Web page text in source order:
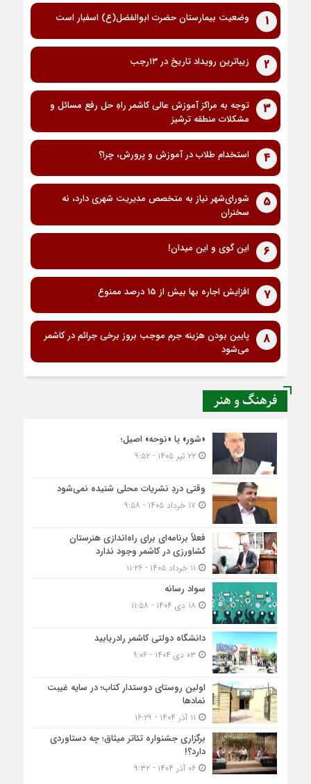
1 وضعیت بیمارستان حضرت ابوالفضل(ع) اسفبار است
2 زیباترین رویداد تاریخ در ۱۳رجب
3
توجه به مراکز آموزش عالی کاشمر راهِ حل رفع مسائل و
مشکلات منطقه ترشیز
4 استخدام طلاب در آموزش و پرورش، چرا؟
5
شورای‌شهر نیاز به متخصص مدیریت شهری دارد، نه
سخنران
6 این گوی و این میدان!
7 افزایش اجاره بها بیش از 15 درصد ممنوع
8
پایین بودن هزینه جرم موجب بروز برخی جرائم در کاشمر
می‌شود
فرهنگ و هنر
«شور» یا «نوحه» اصیل؛
۲۲ تیر ۱۴۰۵ - ۹:۵۲
وقتی دردِ نشریات محلی شنیده نمی‌شود
فعلاً برنامه‌ای برای راه‌اندازی هنرستان
کشاورزی در کاشمر وجود ندارد
سواد رسانه
دانشگاه دولتی کاشمر‌ رادریابید
اولین روستای دوستدار کتاب؛ در سایه غیبت
نمادها
برگزاری جشنواره تئاتر میثاق؛ چه دستاوردی
دارد؟!
۰۶ آذر ۱۴۰۴ - ۹:۳۲